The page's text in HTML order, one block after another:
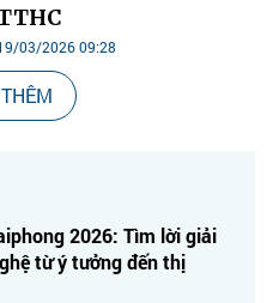
03/2026 09:28
2026: Tìm lời giải
từ ý tưởng đến thị